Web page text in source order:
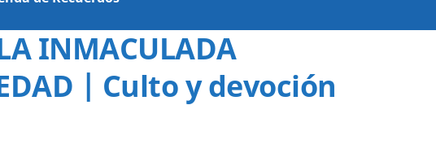
INMACULADA
| Culto y devoción